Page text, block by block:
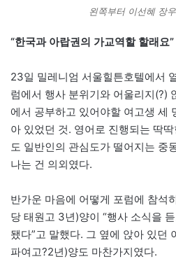
왼쪽부터 이선혜 장
“한국과 아랍권의 가교역할 할래요”
23일 밀레니엄 서울힐튼호텔에서
럼에서 행사 분위기와 어울리지(?)
에서 공부하고 있어야할 여고생 세
아 있었던 것. 영어로 진행되는 딱
도 일반인의 관심도가 떨어지는 중
나는 건 의외였다.
반가운 마음에 어떻게 포럼에 참석
당 태원고 3년)양이 “행사 소식을
됐다”고 말했다. 그 옆에 앉아 있던
파여고?2년)양도 마찬가지였다.